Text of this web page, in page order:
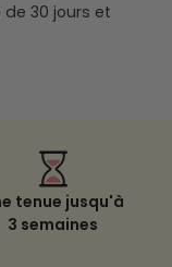
de 30 jours et
tenue jusqu'à
3 semaines